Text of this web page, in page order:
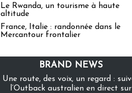
Le Rwanda, un tourisme à haute
altitude
France, Italie : randonnée dans le
Mercantour frontalier
BRAND NEWS
Une route, des voix, un regard :
l’Outback australien en direct sur